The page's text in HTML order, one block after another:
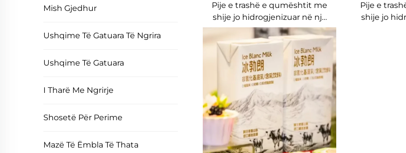
Mish Gjedhur
Ushqime Të Gatuara Të Ngrira
Ushqime Të Gatuara
I Tharë Me Ngrirje
Shosetë Për Perime
Mazë Të Ëmbla Të Thata
Pije e trashë e qumështit me
shije jo hidrogjenizuar në një
kuti produkt premium i
qumështit të përpunuar
Pije e
shije jo